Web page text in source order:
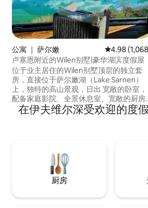
公寓 ｜ 萨尔嫩 平均评分
4.98
卢塞恩附近的Wilen别墅|豪华湖滨度假屋
位于业主居住的Wilen别墅顶层的独立套
房，直接位于萨尔嫩湖（Lake Sarnen）
上，独特的高山景观，日出 宽敞的卧室，
配备家庭影院、全景休息室、宽敞的厨房
和卫生间（均为私人区域）。 对于3–5位
房客，楼下还有一间带卫生间的独立卧室
迎的瑞士爱彼迎房源。 大多数精选房源都
能在 1 小时内到达。
在伊夫维尔深受欢迎的度
厨房